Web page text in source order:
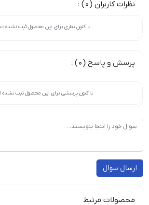
نظرات کاربران (0) :
تا کنون نظری برای این محصول ثبت نشده
پرسش و پاسخ (0) :
تا کنون پرسشی برای این محصول ثبت
ارسال سوال
محصولات مرتبط